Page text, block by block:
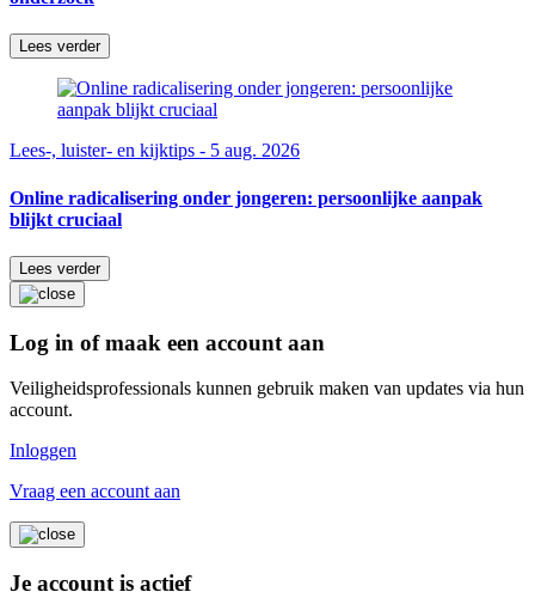
Lees verder
Lees-, luister- en kijktips - 5 aug. 2026
Online radicalisering onder jongeren: persoonlijke aanpak
blijkt cruciaal
Lees verder
Log in of maak een account aan
Veiligheidsprofessionals kunnen gebruik maken van updates via hun
account.
Inloggen
Vraag een account aan
Je account is actief